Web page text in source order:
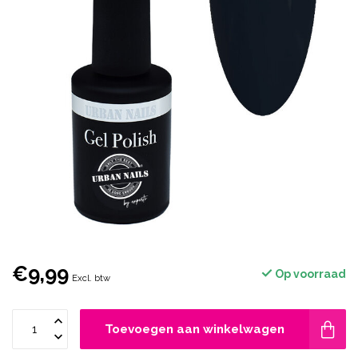
€9,99 Excl. btw Op voorraad
Toevoegen aan winkelwagen